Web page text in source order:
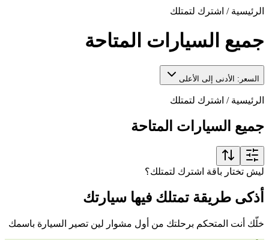
الرئيسية / اشترك لتمتلك
جميع السيارات المتاحة
السعر: الأدنى إلى الأعلى
الرئيسية / اشترك لتمتلك
جميع السيارات المتاحة
ليش تختار باقة اشترك لتمتلك؟
أذكى طريقة تمتلك فيها سيارتك
خلّك أنت المتحكم برحلتك من أول مشوار لين تصير السيارة باسمك